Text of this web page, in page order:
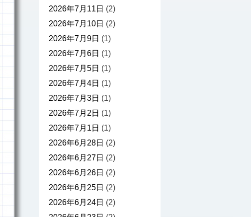
2026年7月11日 (2)
2026年7月10日 (2)
2026年7月9日 (1)
2026年7月6日 (1)
2026年7月5日 (1)
2026年7月4日 (1)
2026年7月3日 (1)
2026年7月2日 (1)
2026年7月1日 (1)
2026年6月28日 (2)
2026年6月27日 (2)
2026年6月26日 (2)
2026年6月25日 (2)
2026年6月24日 (2)